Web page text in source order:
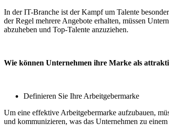
In der IT-Branche ist der Kampf um Talente
der Regel mehrere Angebote erhalten, müssen
abzuheben und Top-Talente anzuziehen.
Wie können Unternehmen ihre Marke als
Definieren Sie Ihre Arbeitgebermarke
Um eine effektive Arbeitgebermarke aufzubauen,
und kommunizieren, was das Unternehmen zu